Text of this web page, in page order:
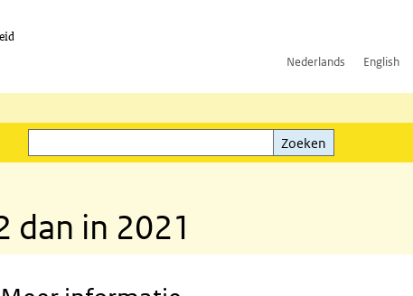
Nederlands English
Zoeken
Zoeken
dan in 2021